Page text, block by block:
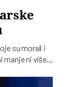
su morali i
manje ni više…